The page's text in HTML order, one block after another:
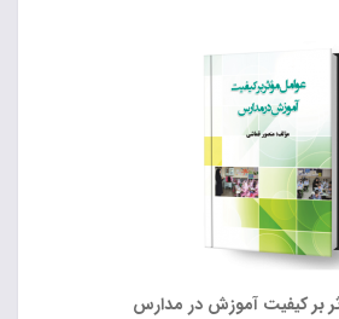
بر کیفیت آموزش در مدارس